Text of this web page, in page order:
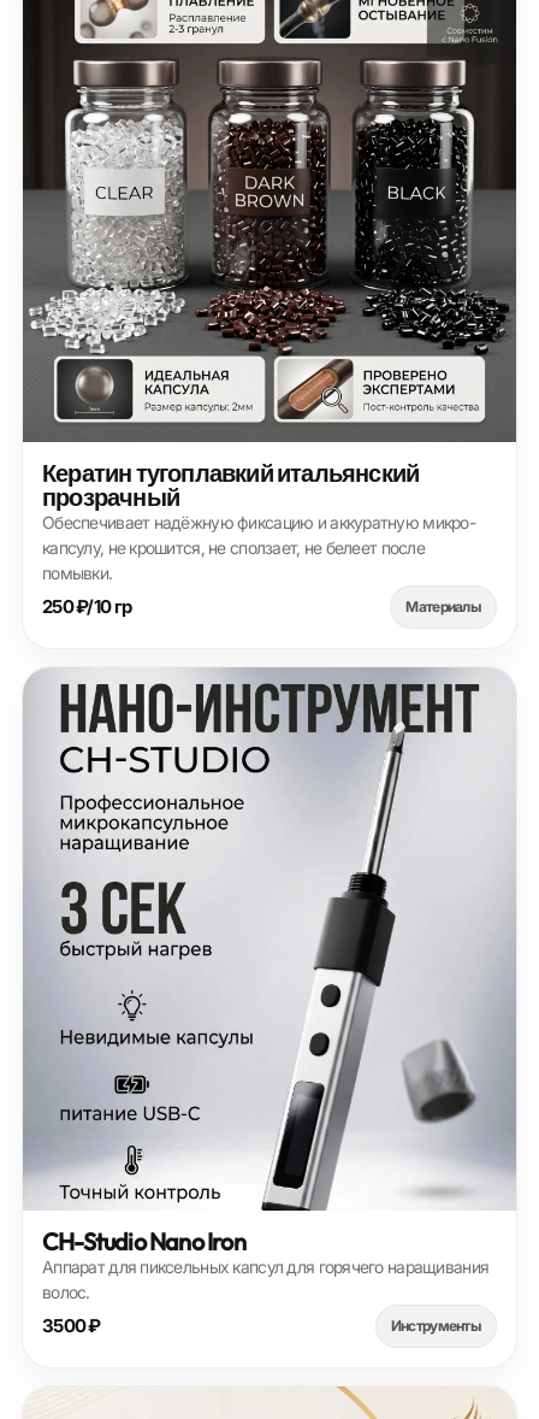
Кератин тугоплавкий итальянский
прозрачный
Обеспечивает надёжную фиксацию и аккуратную микро-
капсулу, не крошится, не сползает, не белеет после
помывки.
250 ₽/10 гр Материалы
CH-Studio Nano Iron
Аппарат для пиксельных капсул для горячего наращивания
волос.
3500 ₽ Инструменты